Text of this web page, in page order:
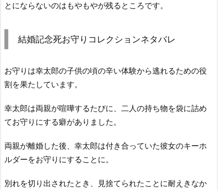
とにならないのはもやもやが残るところです。
結婚記念死お守りコレクションネタバレ
お守りは幸太郎の子供の頃の辛い体験から逃れるための役
割を果たしています。
幸太郎は両親が喧嘩するたびに、二人の持ち物を袋に詰め
てお守りにする癖がありました。
両親が離婚した後、幸太郎は付き合っていた彼女のキーホ
ルダーをお守りにすることに。
別れを切り出されたとき、見捨てられたことに耐えきなか